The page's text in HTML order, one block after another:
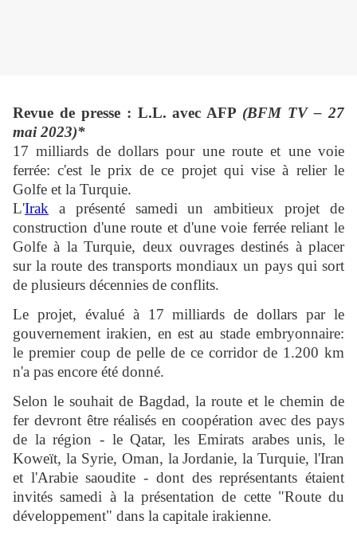
Revue de presse : L.L. avec AFP (BFM TV – 27
mai 2023)*
17 milliards de dollars pour une route et une voie
ferrée: c'est le prix de ce projet qui vise à relier le
Golfe et la Turquie.
L'Irak a présenté samedi un ambitieux projet de
construction d'une route et d'une voie ferrée reliant le
Golfe à la Turquie, deux ouvrages destinés à placer
sur la route des transports mondiaux un pays qui sort
de plusieurs décennies de conflits.
Le projet, évalué à 17 milliards de dollars par le
gouvernement irakien, en est au stade embryonnaire:
le premier coup de pelle de ce corridor de 1.200 km
n'a pas encore été donné.
Selon le souhait de Bagdad, la route et le chemin de
fer devront être réalisés en coopération avec des pays
de la région - le Qatar, les Emirats arabes unis, le
Koweït, la Syrie, Oman, la Jordanie, la Turquie, l'Iran
et l'Arabie saoudite - dont des représentants étaient
invités samedi à la présentation de cette "Route du
développement" dans la capitale irakienne.